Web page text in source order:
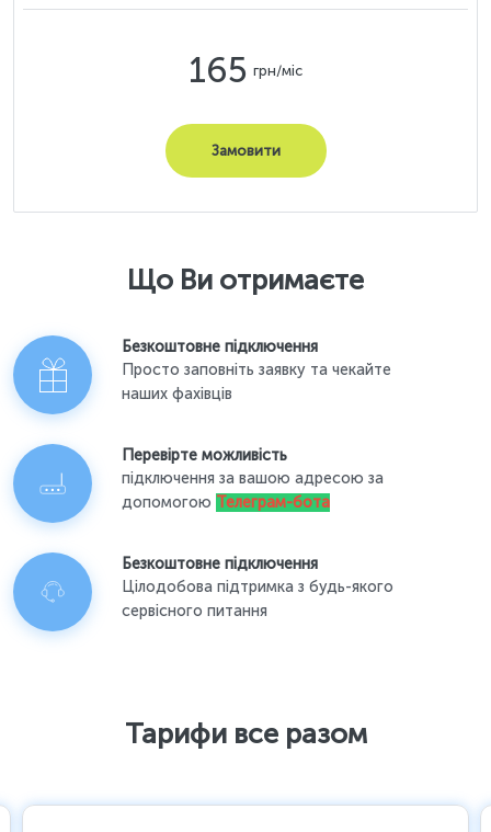
165 грн/міс
Замовити
Що Ви отримаєте
Безкоштовне підключення
Просто заповніть заявку та чекайте
наших фахівців
Перевірте можливість
підключення за вашою адресою за
допомогою Телеграм-бота
Безкоштовне підключення
Цілодобова підтримка з будь-якого
сервісного питання
Тарифи все разом